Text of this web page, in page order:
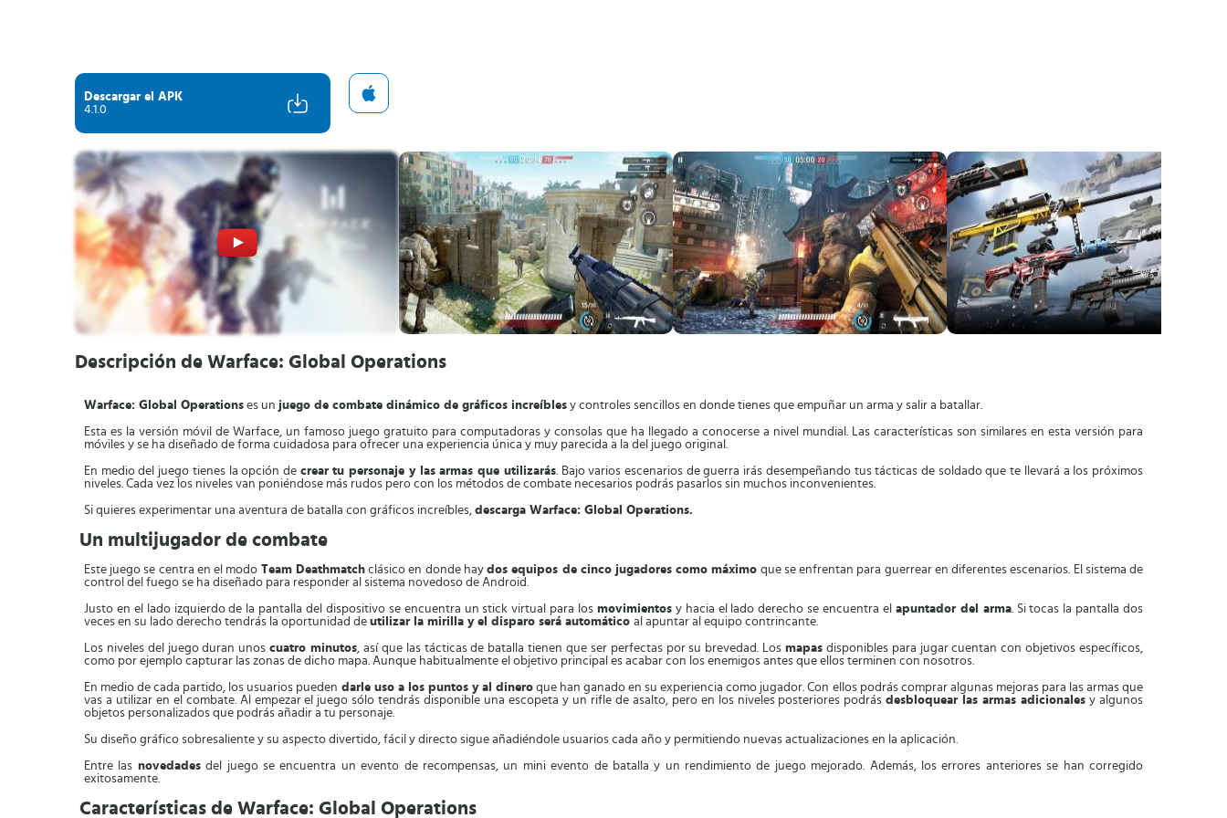
Descargar el APK
4.1.0
Descripción de Warface: Global Operations
Warface: Global Operations es un juego de combate dinámico de gráficos increíbles y controles sencillos en donde tienes que empuñar un arma y salir a batallar.
Esta es la versión móvil de Warface, un famoso juego gratuito para computadoras y consolas que ha llegado a conocerse a nivel mundial. Las características son similares en esta versión para
móviles y se ha diseñado de forma cuidadosa para ofrecer una experiencia única y muy parecida a la del juego original.
En medio del juego tienes la opción de crear tu personaje y las armas que utilizarás. Bajo varios escenarios de guerra irás desempeñando tus tácticas de soldado que te llevará a los próximos
niveles. Cada vez los niveles van poniéndose más rudos pero con los métodos de combate necesarios podrás pasarlos sin muchos inconvenientes.
Si quieres experimentar una aventura de batalla con gráficos increíbles, descarga Warface: Global Operations.
Un multijugador de combate
Este juego se centra en el modo Team Deathmatchclásico en donde haydos equipos de cinco jugadores como máximo que se enfrentan para guerrear en diferentes escenarios. El sistema de
control del fuego se ha diseñado para responder al sistema novedoso de Android.
Justo en el lado izquierdo de la pantalla del dispositivo se encuentra un stick virtual para los movimientosy hacia el lado derecho se encuentra el apuntador del arma. Si tocas la pantalla dos
veces en su lado derecho tendrás la oportunidad de utilizar la mirilla y el disparo será automático al apuntar al equipo contrincante.
Los niveles del juego duran unoscuatro minutos, así que las tácticas de batalla tienen que ser perfectas por su brevedad. Los mapas disponibles para jugar cuentan con objetivos específicos,
como por ejemplo capturar las zonas de dicho mapa. Aunque habitualmente el objetivo principal es acabar con los enemigos antes que ellos terminen con nosotros.
En medio de cada partido, los usuarios pueden darle uso a los puntos y al dineroque han ganado en su experiencia como jugador. Con ellos podrás comprar algunas mejoras para las armas que
vas a utilizar en el combate. Al empezar el juego sólo tendrás disponible una escopeta y un rifle de asalto, pero en los niveles posteriores podrásdesbloquear las armas adicionales y algunos
objetos personalizados que podrás añadir a tu personaje.
Su diseño gráfico sobresaliente y su aspecto divertido, fácil y directo sigue añadiéndole usuarios cada año y permitiendo nuevas actualizaciones en la aplicación.
Entre las novedadesdel juego se encuentra un evento de recompensas, un mini evento de batalla y un rendimiento de juego mejorado. Además, los errores anteriores se han corregido
exitosamente.
Características de Warface: Global Operations